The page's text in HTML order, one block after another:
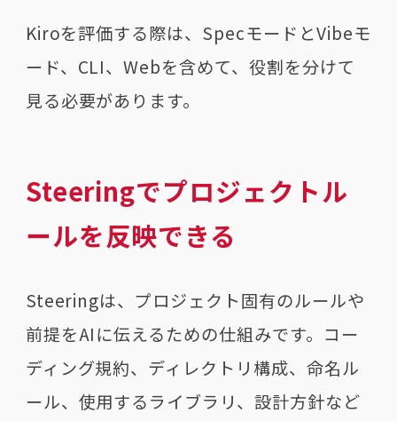
Kiroを評価する際は、SpecモードとVibeモ
ード、CLI、Webを含めて、役割を分けて
見る必要があります。
Steeringでプロジェクトル
ールを反映できる
Steeringは、プロジェクト固有のルールや
前提をAIに伝えるための仕組みです。コー
ディング規約、ディレクトリ構成、命名ル
ール、使用するライブラリ、設計方針など